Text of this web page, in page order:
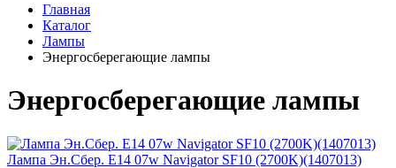
Главная
Каталог
Лампы
Энергосберегающие лампы
Энергосберегающие лампы
Лампа Эн.Сбер. E14 07w Navigator SF10 (2700K)(1407013)